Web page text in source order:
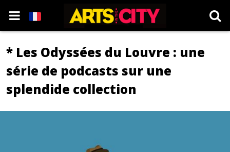
* Les Odyssées du Louvre : une
série de podcasts sur une
splendide collection